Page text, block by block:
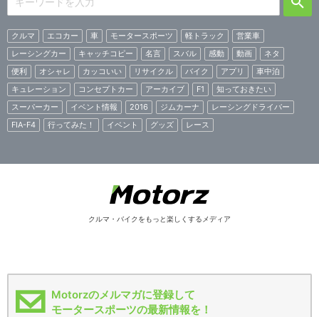
クルマ エコカー 車 モータースポーツ 軽トラック
営業車
レーシングカー
キャッチコピー 名言 スバル 感動 動画
ネタ
便利
オシャレ カッコいい リサイクル バイク アプリ
車中泊
キュレーション
コンセプトカー アーカイブ F1
知っておきたい
スーパーカー
イベント情報 2016 ジムカーナ
レーシングドライバー
FIA-F4
行ってみた！ イベント グッズ レース
クルマ・バイクをもっと楽しくするメディア
Motorzのメルマガに登録して
モータースポーツの最新情報を！